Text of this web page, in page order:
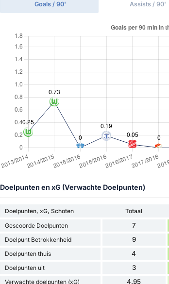
Goals / 90' Assists / 90'
Doelpunten en xG (Verwachte Doelpunten)
Doelpunten, xG, Schoten Totaal
Gescoorde Doelpunten
7
Doelpunt Betrokkenheid 9
Doelpunten thuis 4
Doelpunten uit 3
Verwachte doelpunten (xG) 4.95